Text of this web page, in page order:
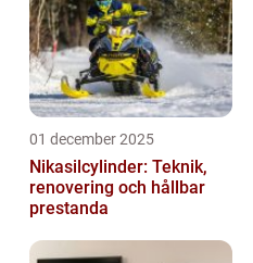
01 december 2025
Nikasilcylinder: Teknik,
renovering och hållbar
prestanda